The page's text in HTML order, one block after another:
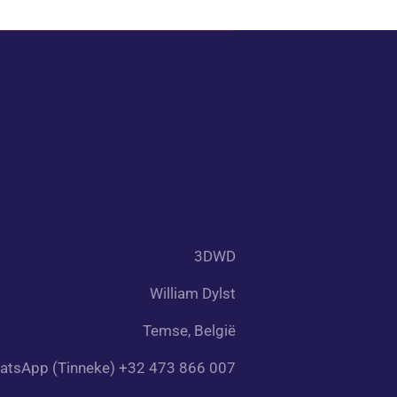
3DWD
William Dylst
Temse, België
(Tinneke) +32 473 866 007